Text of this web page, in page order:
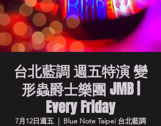
台北藍調 週五特演 變
形蟲爵士樂團 JMB |
Every Friday
7月12日週五
  |
Blue Note Taipei 台北藍調